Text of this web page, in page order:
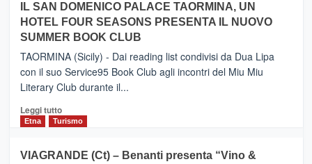
da
Neos
PIEDIMONTE
ETNEO
–
Meta
turistica
privilegiata
secondo
dati
di
Anche
IL SAN DOMENICO PALACE TAORMINA, UN
HOTEL FOUR SEASONS PRESENTA IL NUOVO
SUMMER BOOK CLUB
TAORMINA (Sicily) - Dai reading list condivisi da Dua Lipa
con il suo Service95 Book Club agli incontri del Miu Miu
Literary Club durante il...
Leggi tuttoLeggi
di
IL
Etna Turismo
VIAGRANDE (Ct) – Benanti presenta “Vino &